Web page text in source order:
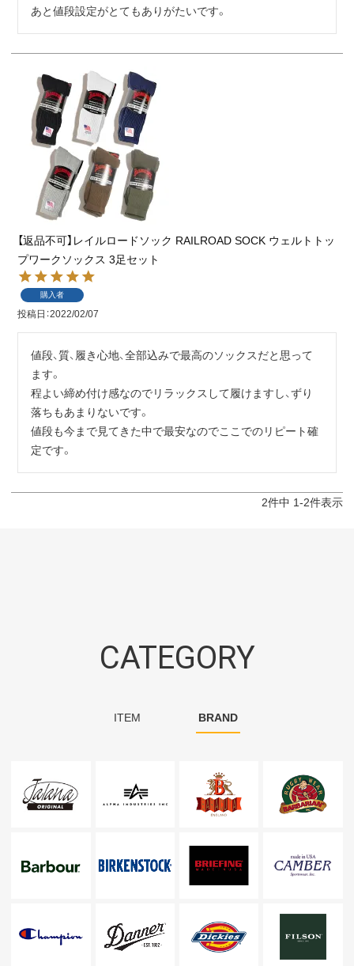
あと値段設定がとてもありがたいです。
【返品不可】レイルロードソック RAILROAD SOCK ウェルトトッ
プワークソックス 3足セット
購入者
投稿日 2022/02/07
値段、質、履き心地、全部込みで最高のソックスだと思って
ます。
程よい締め付け感なのでリラックスして履けますし、ずり
落ちもあまりないです。
値段も今まで見てきた中で最安なのでここでのリピート確
定です。
2件中 1-2件表示
CATEGORY
ITEM BRAND